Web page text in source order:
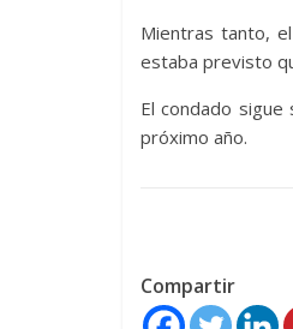
Mientras tanto, el
estaba previsto
El condado
próximo año.
Compartir